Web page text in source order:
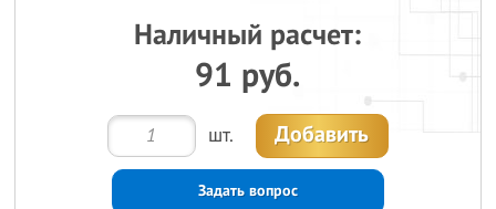
Наличный расчет:
91 руб.
шт. Добавить
Задать вопрос